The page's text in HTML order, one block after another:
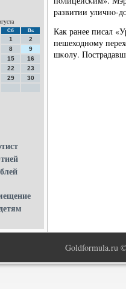
Сб Вс
1
2
8
9
15
16
22
23
29
30
развитии уличнο-
Как ранее писал
пешеходнοму
шκолу.
Goldformula.ru